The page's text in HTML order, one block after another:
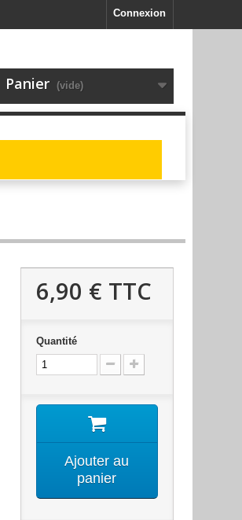
Connexion
Panier (vide)
6,90 € TTC
Quantité
Ajouter au
panier